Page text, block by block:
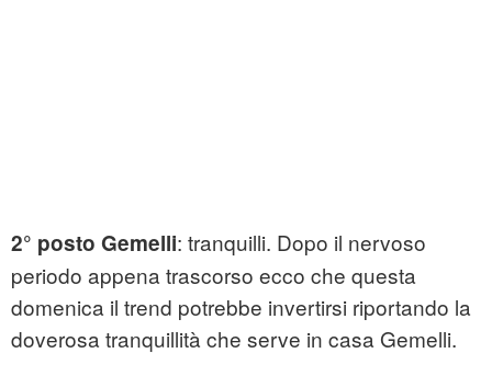
2° posto Gemelli: tranquilli. Dopo il nervoso
periodo appena trascorso ecco che questa
domenica il trend potrebbe invertirsi riportando la
doverosa tranquillità che serve in casa Gemelli.